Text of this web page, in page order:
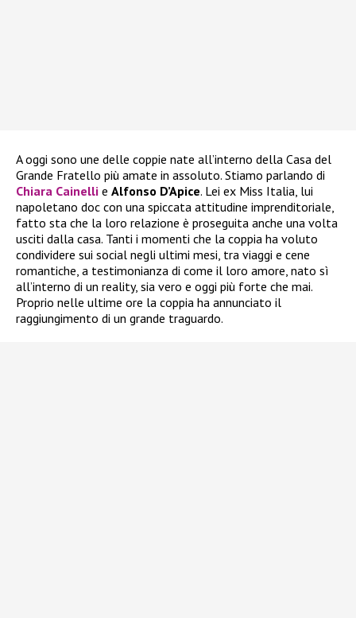
A oggi sono une delle coppie nate all’interno della Casa del
Grande Fratello più amate in assoluto. Stiamo parlando di
Chiara Cainelli e Alfonso D’Apice. Lei ex Miss Italia, lui
napoletano doc con una spiccata attitudine imprenditoriale,
fatto sta che la loro relazione è proseguita anche una volta
usciti dalla casa. Tanti i momenti che la coppia ha voluto
condividere sui social negli ultimi mesi, tra viaggi e cene
romantiche, a testimonianza di come il loro amore, nato sì
all’interno di un reality, sia vero e oggi più forte che mai.
Proprio nelle ultime ore la coppia ha annunciato il
raggiungimento di un grande traguardo.